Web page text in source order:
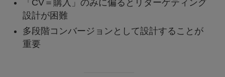
「CV＝購入」のみに偏るとリターゲティング
設計が困難
多段階コンバージョンとして設計することが
重要